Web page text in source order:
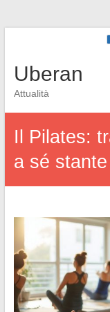
Uberan
Attualità
Il Pilates:
a sé stante